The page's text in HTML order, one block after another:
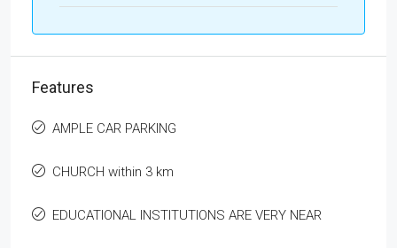
Features
AMPLE CAR PARKING
CHURCH within 3 km
EDUCATIONAL INSTITUTIONS ARE VERY NEAR